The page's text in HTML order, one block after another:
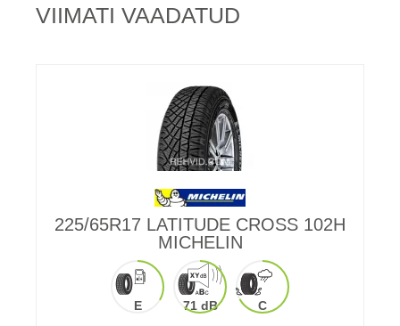
VIIMATI VAADATUD
225/65R17 LATITUDE CROSS 102H
MICHELIN
E 71 dB C